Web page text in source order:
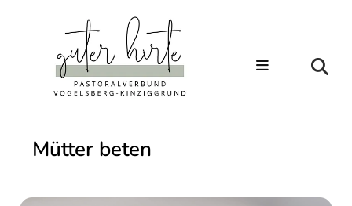
Mütter beten